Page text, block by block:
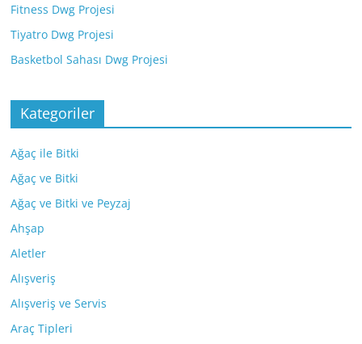
Fitness Dwg Projesi
Tiyatro Dwg Projesi
Basketbol Sahası Dwg Projesi
Kategoriler
Ağaç ile Bitki
Ağaç ve Bitki
Ağaç ve Bitki ve Peyzaj
Ahşap
Aletler
Alışveriş
Alışveriş ve Servis
Araç Tipleri